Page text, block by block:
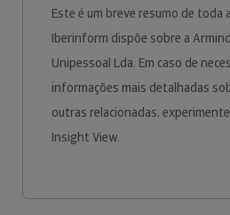
Este é um breve resumo de toda
Iberinform dispõe sobre a
Unipessoal Lda. Em caso de
informações mais detalhadas
outras relacionadas,
Insight View.